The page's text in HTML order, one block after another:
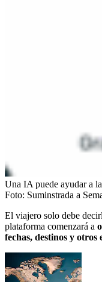
Una IA puede ayudar a
Foto: Suminstrada a
El viajero solo debe
plataforma comenzará a
fechas, destinos y otros